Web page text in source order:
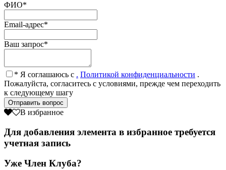
ФИО*
Email-адрес*
Ваш запрос*
* Я соглашаюсь с . Политикой конфиденциальности .
Пожалуйста, согласитесь с условиями, прежде чем переходить
к следующему шагу
В избранное
Для добавления элемента в избранное требуется
учетная запись
Уже Член Клуба?